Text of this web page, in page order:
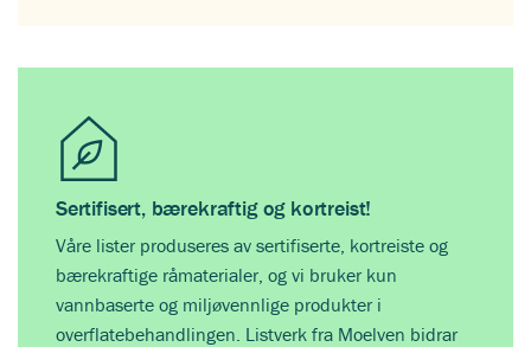
Sertifisert, bærekraftig og kortreist!
Våre lister produseres av sertifiserte, kortreiste og
bærekraftige råmaterialer, og vi bruker kun
vannbaserte og miljøvennlige produkter i
overflatebehandlingen. Listverk fra Moelven bidrar